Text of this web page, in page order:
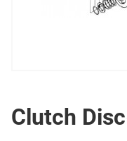
Clutch